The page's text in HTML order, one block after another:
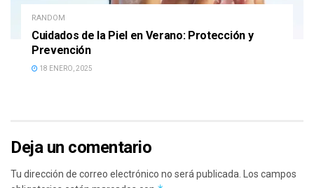
RANDOM
Cuidados de la Piel en Verano: Protección y
Prevención
18 ENERO, 2025
Deja un comentario
Tu dirección de correo electrónico no será publicada.
Los campos